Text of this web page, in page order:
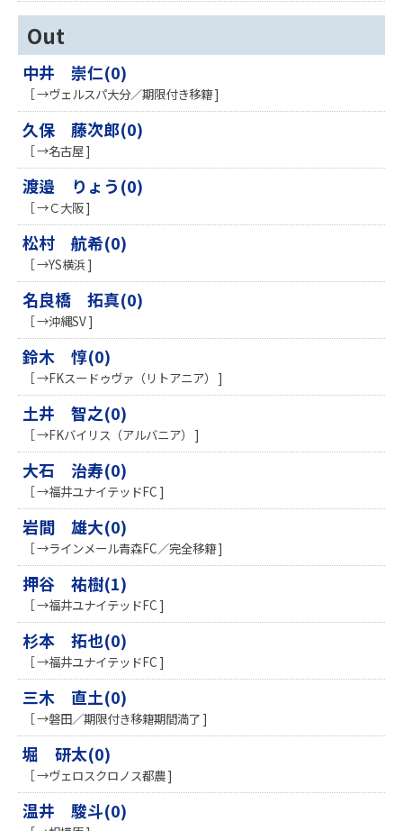
Out
中井 崇仁(0)
［ →ヴェルスパ大分／期限付き移籍 ]
久保 藤次郎(0)
［ →名古屋 ]
渡邉 りょう(0)
［ →Ｃ大阪 ]
松村 航希(0)
［ →YS横浜 ]
名良橋 拓真(0)
［ →沖縄SV ]
鈴木 惇(0)
［ →FKスードゥヴァ（リトアニア） ]
土井 智之(0)
［ →FKバイリス（アルバニア） ]
大石 治寿(0)
［ →福井ユナイテッドFC ]
岩間 雄大(0)
［ →ラインメール青森FC／完全移籍 ]
押谷 祐樹(1)
［ →福井ユナイテッドFC ]
杉本 拓也(0)
［ →福井ユナイテッドFC ]
三木 直土(0)
［ →磐田／期限付き移籍期間満了 ]
堀 研太(0)
［ →ヴェロスクロノス都農 ]
温井 駿斗(0)